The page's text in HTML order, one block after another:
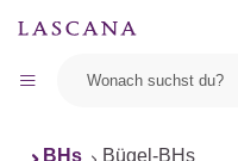
BHs Bügel-BHs